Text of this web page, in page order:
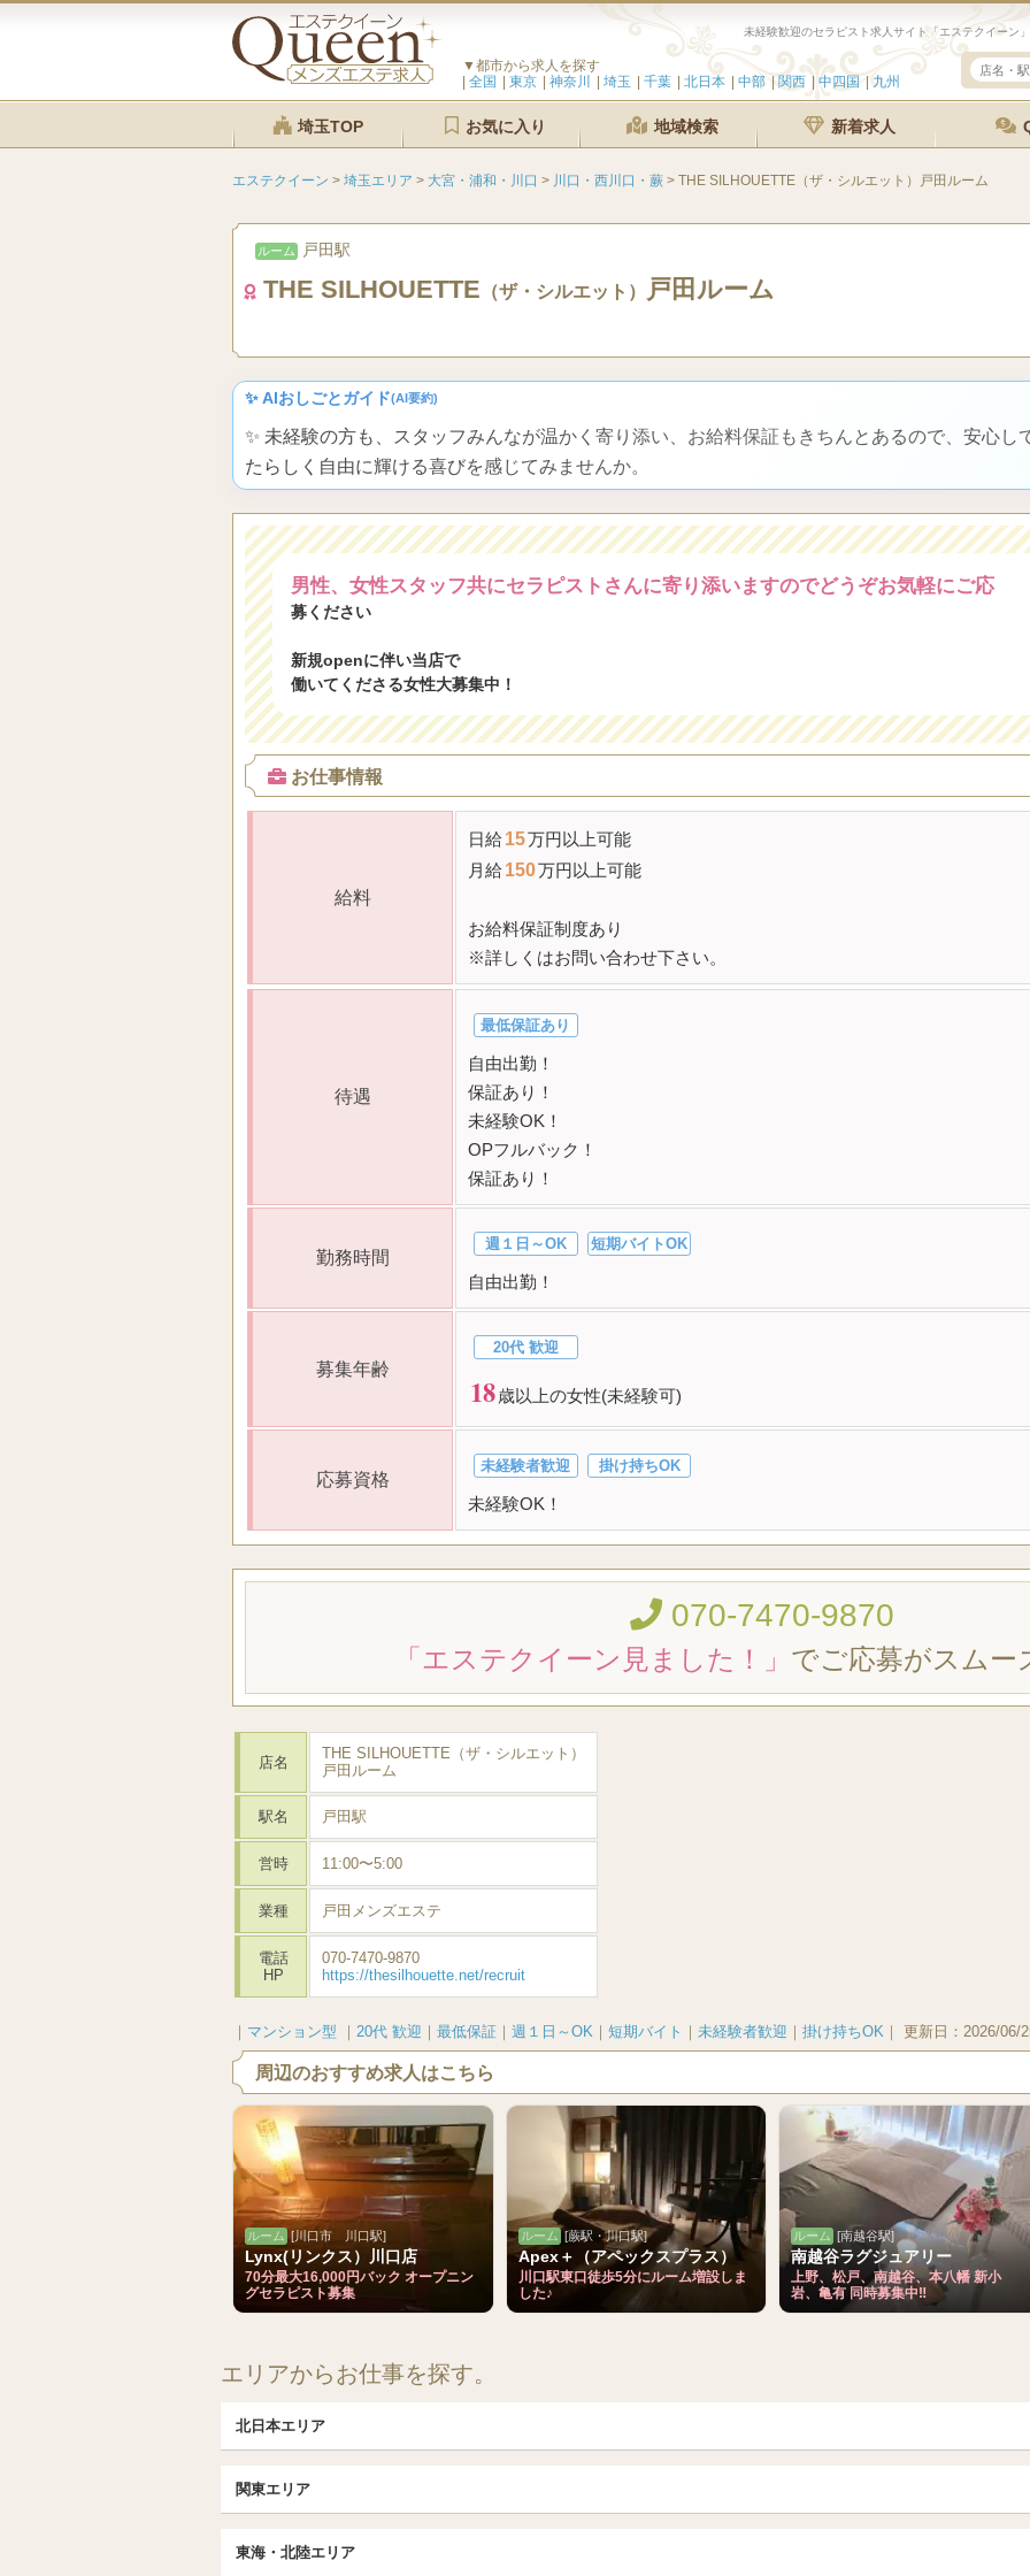
▼都市から求人を探す
全国
東京 神奈川 埼玉 千葉 北日本 中部 関西 中四国 九州
埼玉TOP お気に入り 地域検索 新着求人
エステクイーン > 埼玉エリア > 大宮・浦和・川口 > 川口・西川口・蕨 > THE SILHOUETTE（ザ・シルエット）戸田ルーム
ルーム 戸田駅
THE SILHOUETTE （ザ・シルエット）
戸田ルーム
✨ AIおしごとガイド(AI要約)
✨ 未経験の方も、スタッフみんなが温かく寄り添い、お給料保証もきちんとあるので、安心し
たらしく自由に輝ける喜びを感じてみませんか。
男性、女性スタッフ共にセラピストさんに寄り添いますのでどうぞお気軽にご応
募ください
新規openに伴い当店で
働いてくださる女性大募集中！
お仕事情報
給料
日給15万円以上可能
月給150万円以上可能
お給料保証制度あり
※詳しくはお問い合わせ下さい。
待遇
最低保証あり
自由出勤！
保証あり！
未経験OK！
OPフルバック！
保証あり！
勤務時間
週１日～OK 短期バイトOK
自由出勤！
募集年齢
20代 歓迎
18歳以上の女性(未経験可)
応募資格
未経験者歓迎 掛け持ちOK
未経験OK！
070-7470-9870
「エステクイーン見ました！」 でご応募がスムー
店名
THE SILHOUETTE（ザ・シルエット）
戸田ルーム
駅名 戸田駅
営時 11:00〜5:00
業種 戸田メンズエステ
電話
HP
070-7470-9870
https://thesilhouette.net/recruit
｜ マンション型 ｜ 20代 歓迎 ｜ 最低保証 ｜ 週１日～OK ｜ 短期バイト ｜ 未経験者歓迎 ｜ 掛け持ちOK ｜ 更新日： 2026/06/
周辺のおすすめ求人はこちら
ルーム [川口市 川口駅]
Lynx(リンクス）川口店
70分最大16,000円バック オープニン
グセラピスト募集
ルーム [蕨駅・川口駅]
Apex＋（アペックスプラス）
川口駅東口徒歩5分にルーム増設しま
した♪
ルーム [南越谷駅]
南越谷ラグジュアリー
上野、松戸、南越谷、本八幡 新小
岩、亀有 同時募集中‼
エリアからお仕事を探す。
北日本エリア
北海道（札幌・旭川・函館） 青森 岩手 (盛岡・北上)
福島 (いわき・郡山)
関東エリア
東海・北陸エリア